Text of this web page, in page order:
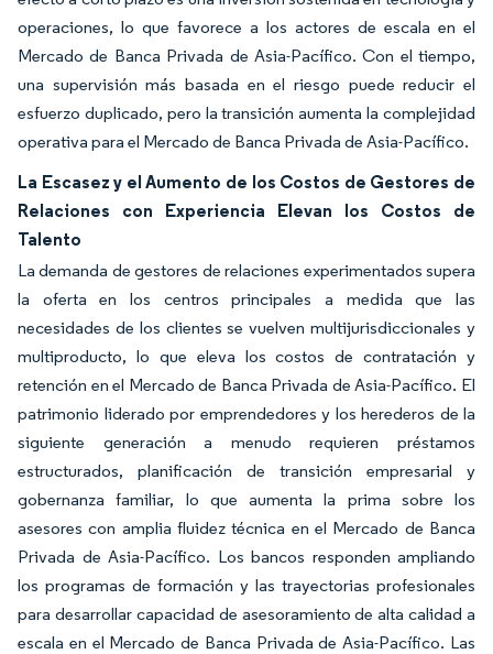
operaciones, lo que favorece a los actores de escala en el
Mercado de Banca Privada de Asia-Pacífico. Con el tiempo,
una supervisión más basada en el riesgo puede reducir el
esfuerzo duplicado, pero la transición aumenta la complejidad
operativa para el Mercado de Banca Privada de Asia-Pacífico.
La Escasez y el Aumento de los Costos de Gestores de
Relaciones con Experiencia Elevan los Costos de
Talento
La demanda de gestores de relaciones experimentados supera
la oferta en los centros principales a medida que las
necesidades de los clientes se vuelven multijurisdiccionales y
multiproducto, lo que eleva los costos de contratación y
retención en el Mercado de Banca Privada de Asia-Pacífico. El
patrimonio liderado por emprendedores y los herederos de la
siguiente generación a menudo requieren préstamos
estructurados, planificación de transición empresarial y
gobernanza familiar, lo que aumenta la prima sobre los
asesores con amplia fluidez técnica en el Mercado de Banca
Privada de Asia-Pacífico. Los bancos responden ampliando
los programas de formación y las trayectorias profesionales
para desarrollar capacidad de asesoramiento de alta calidad a
escala en el Mercado de Banca Privada de Asia-Pacífico. Las